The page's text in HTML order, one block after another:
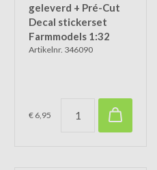
geleverd + Pré-Cut
Decal stickerset
Farmmodels 1:32
Artikelnr. 346090
€ 6,95